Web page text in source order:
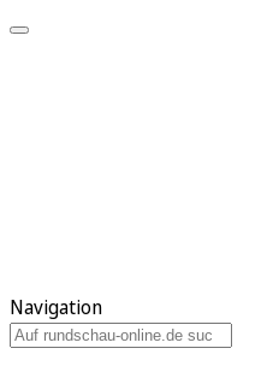
Navigation